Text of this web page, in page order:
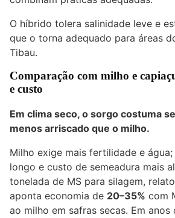
O híbrido tolera salinidade leve e
que o torna adequado para áreas
Tibau.
Comparação com milho e
e custo
Em clima seco, o sorgo costuma
menos arriscado que o milho.
Milho exige mais fertilidade e
longo e custo de semeadura mais
tonelada de MS para silagem,
aponta economia de 20–35% com
ao milho em safras secas. Em anos